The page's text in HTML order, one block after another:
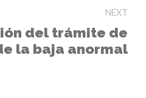
NEXT
del trámite de
la baja anormal